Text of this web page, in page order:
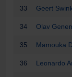
33 Geert
34 Olav
35 Mamouka
36 Leonardo